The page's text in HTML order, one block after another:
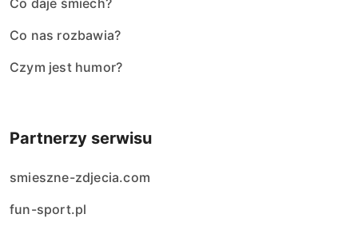
Co daje śmiech?
Co nas rozbawia?
Czym jest humor?
Partnerzy serwisu
smieszne-zdjecia.com
fun-sport.pl